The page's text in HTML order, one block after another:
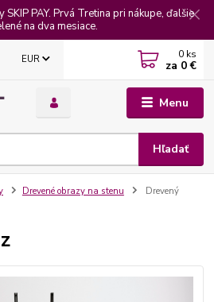
PAY. Prvá Tretina pri nákupe, ďalšie
na dva mesiace.
Menu
EUR
Hľadať
0 ks
za 0 €
Drevené obrazy na stenu
Drevený